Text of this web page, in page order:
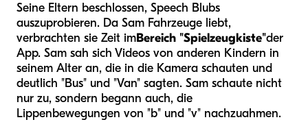
Seine Eltern beschlossen, Speech Blubs
auszuprobieren. Da Sam Fahrzeuge liebt,
verbrachten sie Zeit imBereich "Spielzeugkiste"der
App. Sam sah sich Videos von anderen Kindern in
seinem Alter an, die in die Kamera schauten und
deutlich "Bus" und "Van" sagten. Sam schaute nicht
nur zu, sondern begann auch, die
Lippenbewegungen von "b" und "v" nachzuahmen.